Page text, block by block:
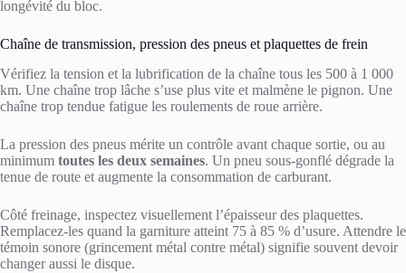
longévité du bloc.
Chaîne de transmission, pression des pneus et plaquettes de frein
Vérifiez la tension et la lubrification de la chaîne tous les 500 à 1 000
km. Une chaîne trop lâche s’use plus vite et malmène le pignon. Une
chaîne trop tendue fatigue les roulements de roue arrière.
La pression des pneus mérite un contrôle avant chaque sortie, ou au
minimum toutes les deux semaines. Un pneu sous-gonflé dégrade la
tenue de route et augmente la consommation de carburant.
Côté freinage, inspectez visuellement l’épaisseur des plaquettes.
Remplacez-les quand la garniture atteint 75 à 85 % d’usure. Attendre le
témoin sonore (grincement métal contre métal) signifie souvent devoir
changer aussi le disque.